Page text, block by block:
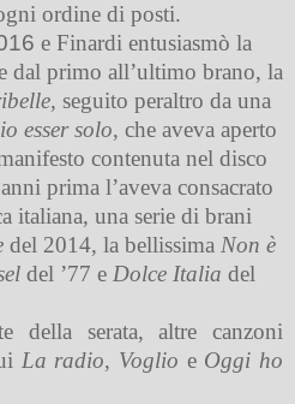
ordine di posti.
e Finardi entusiasmò la
dal primo all’ultimo brano, la
, seguito peraltro da una
esser solo, che aveva aperto
contenuta nel disco
prima l’aveva consacrato
italiana, una serie di brani
del 2014, la bellissima Non è
del ’77 e Dolce Italia del
della serata, altre canzoni
La radio, Voglio e Oggi ho